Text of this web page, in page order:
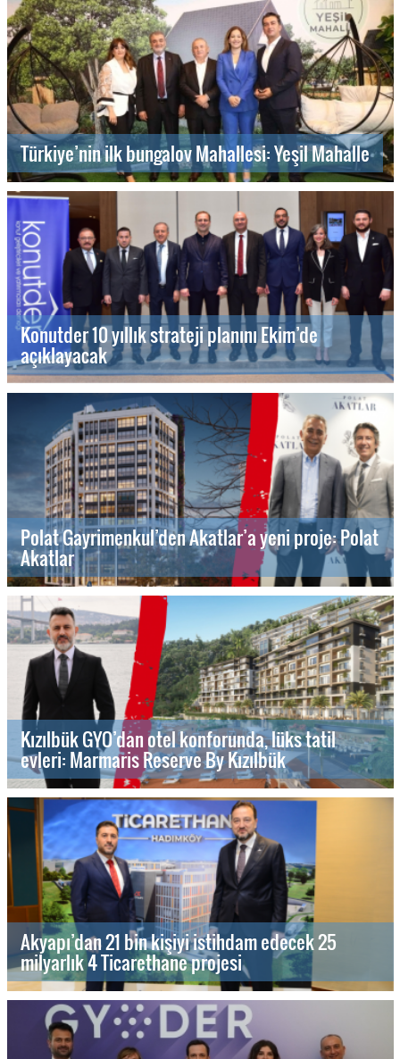
Türkiye’nin ilk bungalov Mahallesi: Yeşil Mahalle
Konutder 10 yıllık strateji planını Ekim’de
açıklayacak
Polat Gayrimenkul’den Akatlar’a yeni proje: Polat
Akatlar
Kızılbük GYO’dan otel konforunda, lüks tatil
evleri: Marmaris Reserve By Kızılbük
Akyapı’dan 21 bin kişiyi istihdam edecek 25
milyarlık 4 Ticarethane projesi